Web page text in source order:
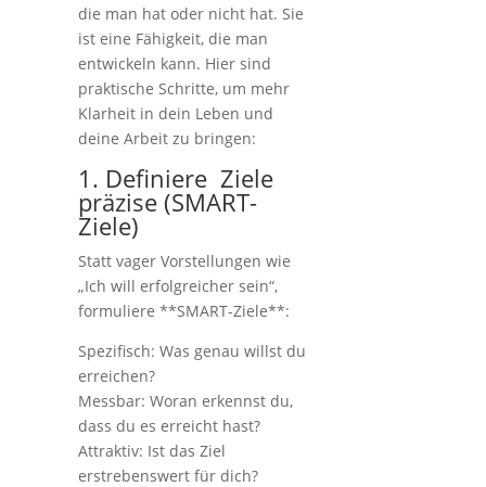
die man hat oder nicht hat. Sie
ist eine Fähigkeit, die man
entwickeln kann. Hier sind
praktische Schritte, um mehr
Klarheit in dein Leben und
deine Arbeit zu bringen:
1. Definiere Ziele
präzise (SMART-
Ziele)
Statt vager Vorstellungen wie
„Ich will erfolgreicher sein“,
formuliere **SMART-Ziele**:
Spezifisch: Was genau willst du
erreichen?
Messbar: Woran erkennst du,
dass du es erreicht hast?
Attraktiv: Ist das Ziel
erstrebenswert für dich?